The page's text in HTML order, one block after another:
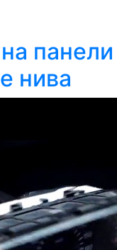
панели
нива